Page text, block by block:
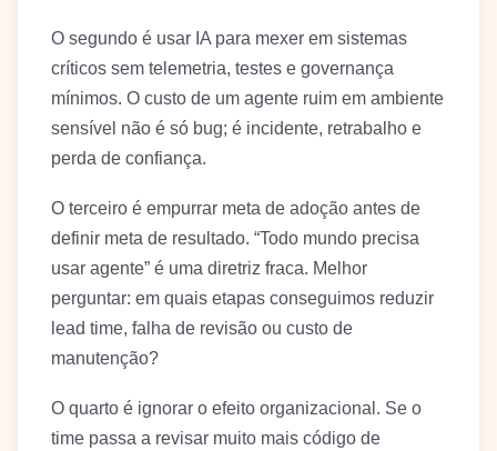
O segundo é usar IA para mexer em sistemas
críticos sem telemetria, testes e governança
mínimos. O custo de um agente ruim em ambiente
sensível não é só bug; é incidente, retrabalho e
perda de confiança.
O terceiro é empurrar meta de adoção antes de
definir meta de resultado. “Todo mundo precisa
usar agente” é uma diretriz fraca. Melhor
perguntar: em quais etapas conseguimos reduzir
lead time, falha de revisão ou custo de
manutenção?
O quarto é ignorar o efeito organizacional. Se o
time passa a revisar muito mais código de